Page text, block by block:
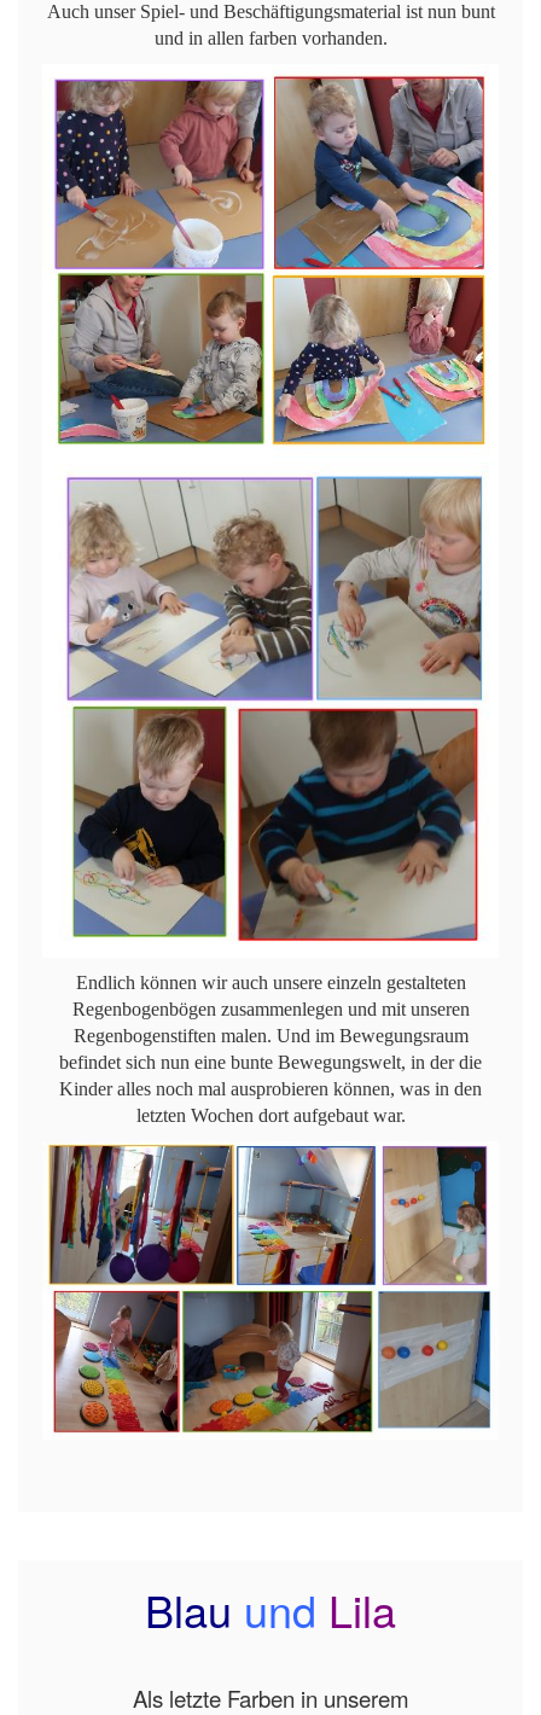
Auch unser Spiel- und Beschäftigungsmaterial ist nun bunt
und in allen farben vorhanden.
Endlich können wir auch unsere einzeln gestalteten
Regenbogenbögen zusammenlegen und mit unseren
Regenbogenstiften malen. Und im Bewegungsraum
befindet sich nun eine bunte Bewegungswelt, in der die
Kinder alles noch mal ausprobieren können, was in den
letzten Wochen dort aufgebaut war.
Blau und Lila
Als letzte Farben in unserem